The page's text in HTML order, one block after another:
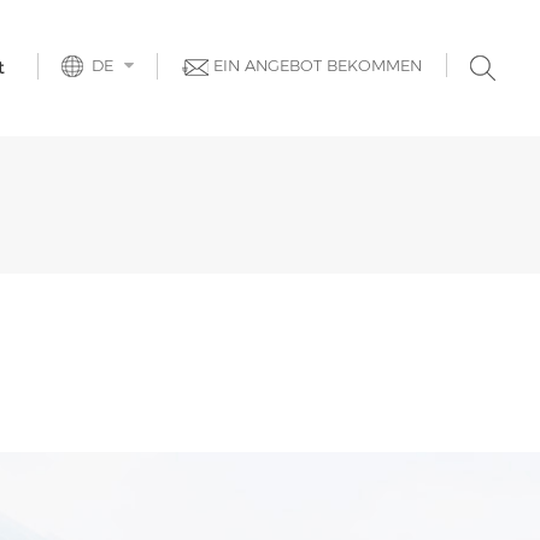
EIN ANGEBOT BEKOMMEN
DE